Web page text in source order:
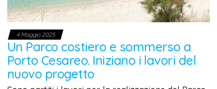
4 Maggio 2025
Un Parco costiero e sommerso a
Porto Cesareo. Iniziano i lavori del
nuovo progetto